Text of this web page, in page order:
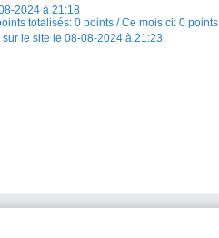
2024 à 21:18
totalisés: 0 points / Ce mois ci: 0 points
le site le 08-08-2024 à 21:23.